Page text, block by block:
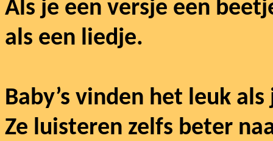
Als je een versje een
als een liedje.
Baby’s vinden het leuk
Ze luisteren zelfs beter